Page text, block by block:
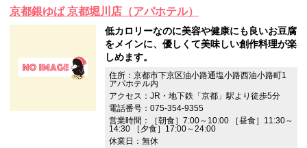
京都銀ゆば 京都堀川店（アパホテル）
低カロリーなのに美容や健康にも良いお豆腐
をメインに、優しくて美味しい創作料理が楽
しめます。
住所：京都市下京区油小路通塩小路西油小路町1
アパホテル内
アクセス：JR・地下鉄「京都」駅より徒歩5分
電話番号：075-354-9355
営業時間：［朝食］7:00～10:00 ［昼食］11:30～
14:30 ［夕食］17:00～24:00
休業日：無休